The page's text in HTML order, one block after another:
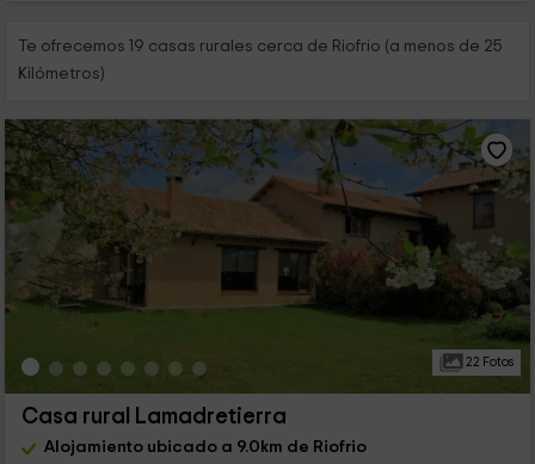
Te ofrecemos 19 casas rurales cerca de Riofrio (a menos de 25
Kilómetros)
22 Fotos
Casa rural Lamadretierra
Alojamiento ubicado a 9.0km de Riofrio